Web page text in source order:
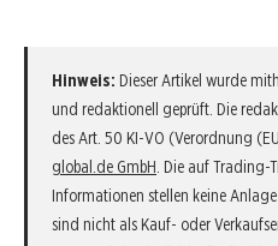
Hinweis: Dieser Artikel wurde
und redaktionell geprüft. Die
des Art. 50 KI-VO (Verordnung
global.de GmbH. Die auf Trading-
Informationen stellen keine
sind nicht als Kauf- oder